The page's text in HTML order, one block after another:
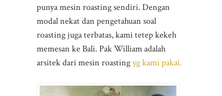
punya mesin roasting sendiri. Dengan
modal nekat dan pengetahuan soal
roasting juga terbatas, kami tetep kekeh
memesan ke Bali. Pak William adalah
arsitek dari mesin roastingyg kami pakai.